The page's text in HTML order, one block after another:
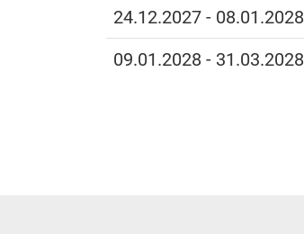
24.12.2027 - 08.01.2028
09.01.2028 - 31.03.2028